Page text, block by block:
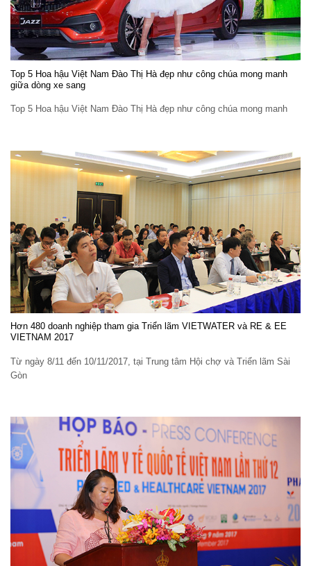
Top 5 Hoa hậu Việt Nam Đào Thị Hà đẹp như công chúa mong manh
giữa dòng xe sang
Top 5 Hoa hậu Việt Nam Đào Thị Hà đẹp như công chúa mong manh
Hơn 480 doanh nghiệp tham gia Triển lãm VIETWATER và RE & EE
VIETNAM 2017
Từ ngày 8/11 đến 10/11/2017, tại Trung tâm Hội chợ và Triển lãm Sài
Gòn